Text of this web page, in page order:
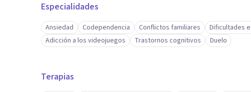
Especialidades
Ansiedad Codependencia Conflictos familiares Dificultades
Adicción a los videojuegos
Trastornos cognitivos Duelo
Terapias